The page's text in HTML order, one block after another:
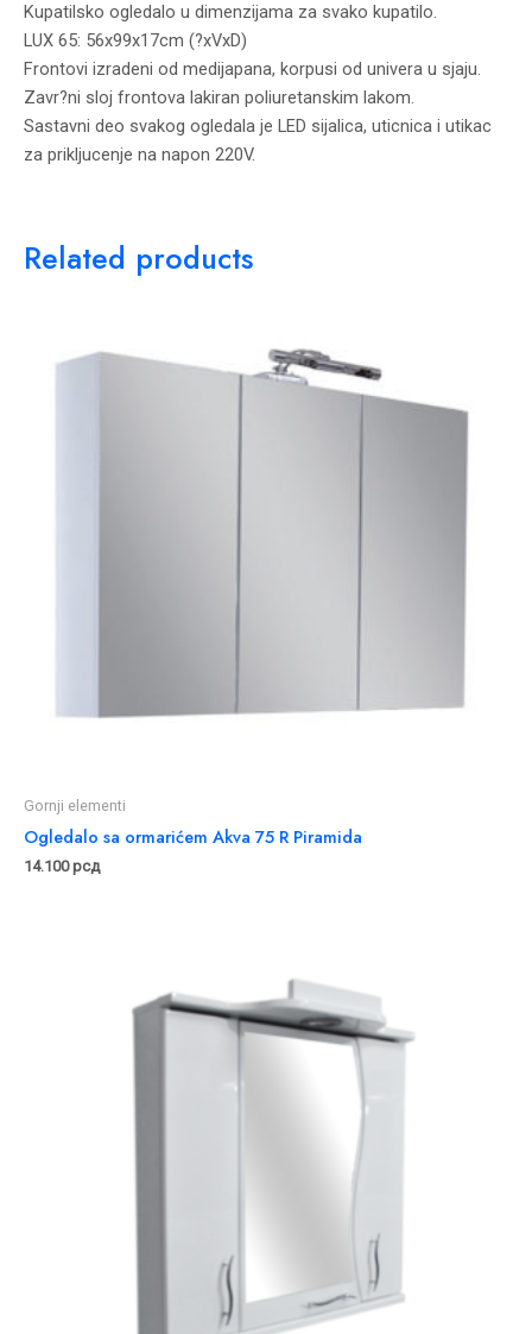
Kupatilsko ogledalo u dimenzijama za svako kupatilo.
LUX 65: 56x99x17cm (?xVxD)
Frontovi izradeni od medijapana, korpusi od univera u sjaju.
Zavr?ni sloj frontova lakiran poliuretanskim lakom.
Sastavni deo svakog ogledala je LED sijalica, uticnica i utikac
za prikljucenje na napon 220V.
Related products
Gornji elementi
Ogledalo sa ormarićem Akva 75 R Piramida
14.100рсд